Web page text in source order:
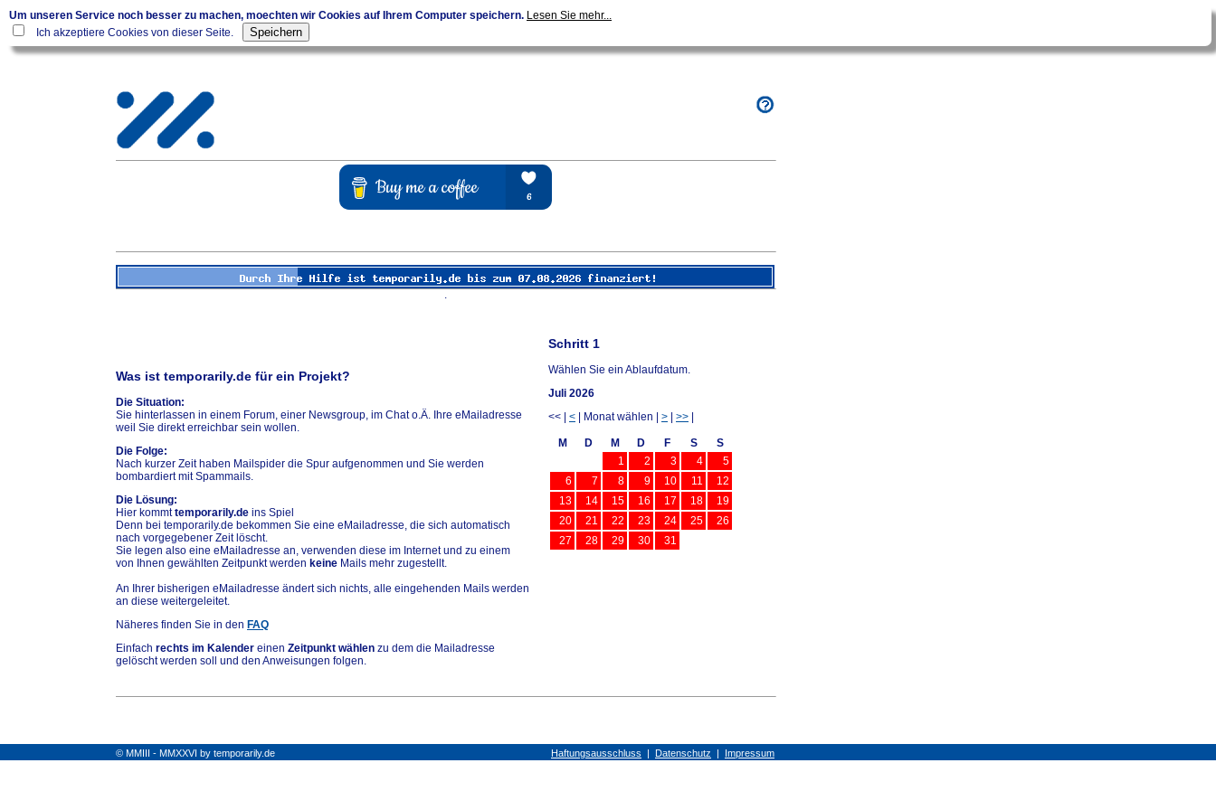
Um unseren Service noch besser zu machen, moechten wir Cookies auf Ihrem Computer speichern. Lesen Sie mehr...
Ich akzeptiere Cookies von dieser Seite.
.
Was ist temporarily.de für ein Projekt?
Die Situation:
Sie hinterlassen in einem Forum, einer Newsgroup, im Chat o.Ä. Ihre eMailadresse
weil Sie direkt erreichbar sein wollen.
Die Folge:
Nach kurzer Zeit haben Mailspider die Spur aufgenommen und Sie werden
bombardiert mit Spammails.
Die Lösung:
Hier kommttemporarily.de ins Spiel
Denn bei temporarily.de bekommen Sie eine eMailadresse, die sich automatisch
nach vorgegebener Zeit löscht.
Sie legen also eine eMailadresse an, verwenden diese im Internet und zu einem
von Ihnen gewählten Zeitpunkt werden keine Mails mehr zugestellt.
An Ihrer bisherigen eMailadresse ändert sich nichts, alle eingehenden Mails werden
an diese weitergeleitet.
Näheres finden Sie in den FAQ
Einfach rechts im Kalender einen Zeitpunkt wählen zu dem die Mailadresse
gelöscht werden soll und den Anweisungen folgen.
Schritt 1
Wählen Sie ein Ablaufdatum.
Juli 2026
<< | < | Monat wählen | > >>
M D M D F S
S
1
2 3 4
5
6
7 8 9 10 11
12
13
14 15 16 17 18
19
20
21 22 23 24 25
26
27
28 29 30 31
© MMIII - MMXXVI by temporarily.de Haftungsausschluss | Datenschutz | Impressum